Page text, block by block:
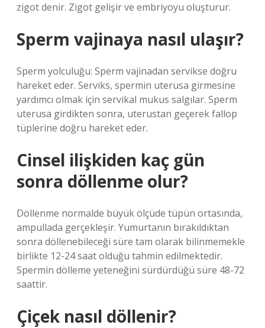
zigot denir. Zigot gelişir ve embriyoyu oluşturur.
Sperm vajinaya nasıl ulaşır?
Sperm yolculuğu: Sperm vajinadan servikse doğru
hareket eder. Serviks, spermin uterusa girmesine
yardımcı olmak için servikal mukus salgılar. Sperm
uterusa girdikten sonra, uterustan geçerek fallop
tüplerine doğru hareket eder.
Cinsel ilişkiden kaç gün
sonra döllenme olur?
Döllenme normalde büyük ölçüde tüpün ortasında,
ampullada gerçekleşir. Yumurtanın bırakıldıktan
sonra döllenebileceği süre tam olarak bilinmemekle
birlikte 12-24 saat olduğu tahmin edilmektedir.
Spermin dölleme yeteneğini sürdürdüğü süre 48-72
saattir.
Çiçek nasıl döllenir?